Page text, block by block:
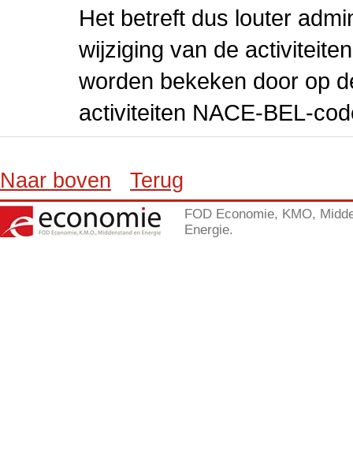
Het betreft dus louter
wijziging van de
worden bekeken door op
activiteiten NACE-BEL-
Naar boven Terug
FOD Economie, KMO,
Energie.